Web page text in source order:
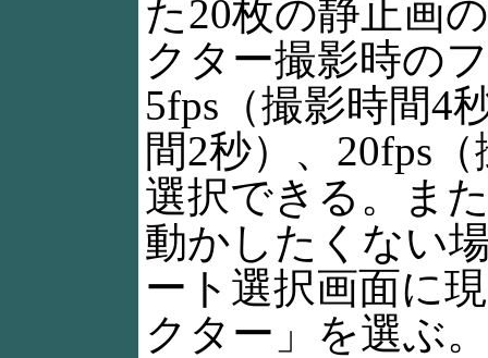
た20枚の静止画
クター撮影時の
5fps（撮影時間4
間2秒）、20fps
選択できる。ま
動かしたくない
ート選択画面に
クター」を選ぶ。